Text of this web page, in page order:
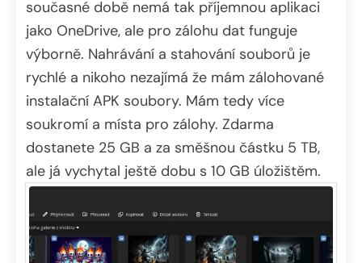
současné době nemá tak příjemnou aplikaci
jako OneDrive, ale pro zálohu dat funguje
výborně. Nahrávání a stahování souborů je
rychlé a nikoho nezajímá že mám zálohované
instalační APK soubory. Mám tedy více
soukromí a místa pro zálohy. Zdarma
dostanete 25 GB a za směšnou částku 5 TB,
ale já vychytal ještě dobu s 10 GB úložištěm.